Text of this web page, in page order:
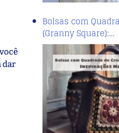
dar
Bolsas com
(Granny Square):…